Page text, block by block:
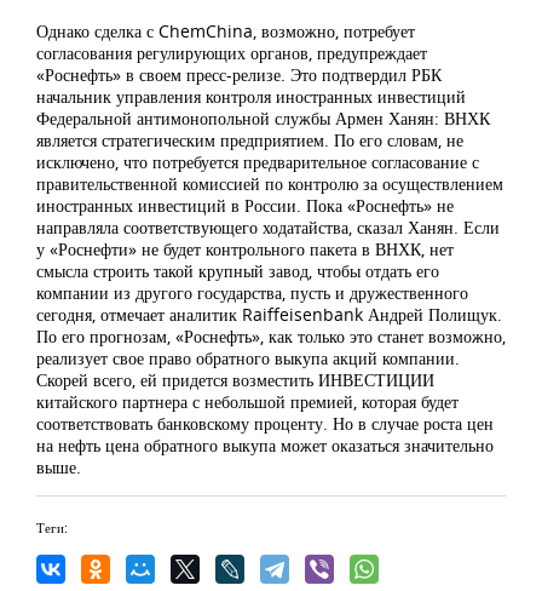
Однако сделка с ChemChina, возможно, потребует
согласования регулирующих органов, предупреждает
«Роснефть» в своем пресс-релизе. Это подтвердил РБК
начальник управления контроля иностранных инвестиций
Федеральной антимонопольной службы Армен Ханян: ВНХК
является стратегическим предприятием. По его словам, не
исключено, что потребуется предварительное согласование с
правительственной комиссией по контролю за осуществлением
иностранных инвестиций в России. Пока «Роснефть» не
направляла соответствующего ходатайства, сказал Ханян. Если
у «Роснефти» не будет контрольного пакета в ВНХК, нет
смысла строить такой крупный завод, чтобы отдать его
компании из другого государства, пусть и дружественного
сегодня, отмечает аналитик Raiffeisenbank Андрей Полищук.
По его прогнозам, «Роснефть», как только это станет возможно,
реализует свое право обратного выкупа акций компании.
Скорей всего, ей придется возместить ИНВЕСТИЦИИ
китайского партнера с небольшой премией, которая будет
соответствовать банковскому проценту. Но в случае роста цен
на нефть цена обратного выкупа может оказаться значительно
выше.
Теги: